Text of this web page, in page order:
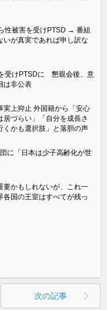
性被害を受けPTSD → 番組
いが真実であれば申し訳な
受けPTSDに 懇親会後、意
は非公表
実上抑止 外国籍から「安心
居づらい」「自分を成長さ
くかも選択肢」と落胆の声
に「日本は少子高齢化が世
要かもしれないが、これ一
各国の王室はすべてが残っ
次の記事